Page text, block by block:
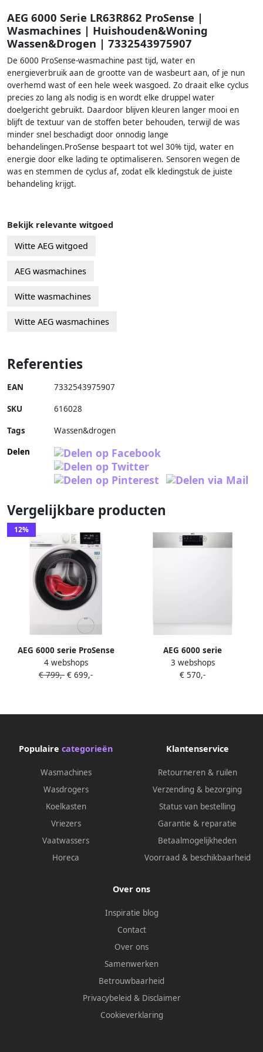
AEG 6000 Serie LR63R862 ProSense |
Wasmachines | Huishouden&Woning
Wassen&Drogen | 7332543975907
De 6000 ProSense-wasmachine past tijd, water en
energieverbruik aan de grootte van de wasbeurt aan, of je nun
overhemd wast of een hele week wasgoed. Zo draait elke cyclus
precies zo lang als nodig is en wordt elke druppel water
doelgericht gebruikt. Daardoor blijven kleuren langer mooi en
blijft de textuur van de stoffen beter behouden, terwijl de was
minder snel beschadigt door onnodig lange
behandelingen.ProSense bespaart tot wel 30% tijd, water en
energie door elke lading te optimaliseren. Sensoren wegen de
was en stemmen de cyclus af, zodat elk kledingstuk de juiste
behandeling krijgt.
Bekijk relevante witgoed
Witte AEG witgoed
AEG wasmachines
Witte wasmachines
Witte AEG wasmachines
Referenties
EAN 7332543975907
SKU 616028
Tags
Wassen&drogen
Delen
Vergelijkbare producten
12%
AEG 6000 serie ProSense
UniversalDose Wasmachine
voorlader 9 kg LR63BERLIN
4 webshops
€ 799,- € 699,-
AEG 6000 serie
SatelliteClean¨
Inbouwvaatwasser
3 webshops
€ 570,-
Populaire categorieën
Wasmachines
Wasdrogers
Koelkasten
Vriezers
Vaatwassers
Horeca
Klantenservice
Retourneren & ruilen
Verzending & bezorging
Status van bestelling
Garantie & reparatie
Betaalmogelijkheden
Voorraad & beschikbaarheid
Over ons
Inspiratie blog
Contact
Over ons
Samenwerken
Betrouwbaarheid
Privacybeleid & Disclaimer
Cookieverklaring